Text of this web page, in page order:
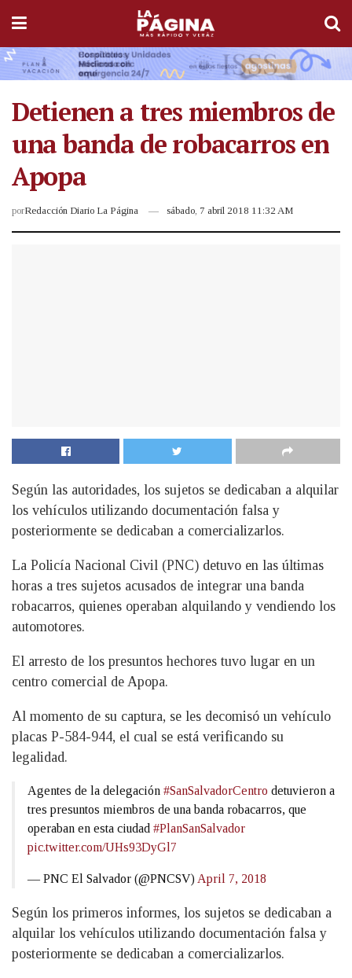
Detienen a tres miembros de
una banda de robacarros en
Apopa
porRedacción Diario La Página sábado, 7 abril 2018 11:32 AM
Según las autoridades, los sujetos se dedicaban a alquilar
los vehículos utilizando documentación falsa y
posteriormente se dedicaban a comercializarlos.
La Policía Nacional Civil (PNC) detuvo en las últimas
horas a tres sujetos acusados de integrar una banda
robacarros, quienes operaban alquilando y vendiendo los
automotores.
El arresto de los presuntos hechores tuvo lugar en un
centro comercial de Apopa.
Al momento de su captura, se les decomisó un vehículo
placas P-584-944, el cual se está verificando su
legalidad.
Agentes de la delegación #SanSalvadorCentro detuvieron a
tres presuntos miembros de una banda robacarros, que
operaban en esta ciudad #PlanSanSalvador
pic.twitter.com/UHs93DyGl7
— PNC El Salvador (@PNCSV) April 7, 2018
Según los primeros informes, los sujetos se dedicaban a
alquilar los vehículos utilizando documentación falsa y
posteriormente se dedicaban a comercializarlos.